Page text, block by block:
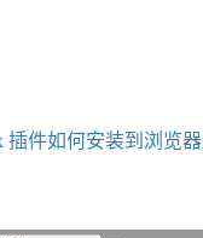
插件如何安装到浏览